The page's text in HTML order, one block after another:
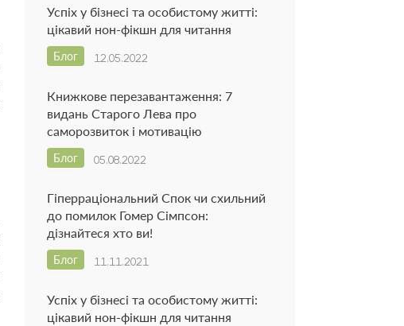
Успіх у бізнесі та особистому житті:
цікавий нон-фікшн для читання
12.05.2022
Блог
Книжкове перезавантаження: 7
видань Старого Лева про
саморозвиток і мотивацію
05.08.2022
Блог
Гіперраціональний Спок чи схильний
до помилок Гомер Сімпсон:
дізнайтеся хто ви!
11.11.2021
Блог
Успіх у бізнесі та особистому житті:
цікавий нон-фікшн для читання